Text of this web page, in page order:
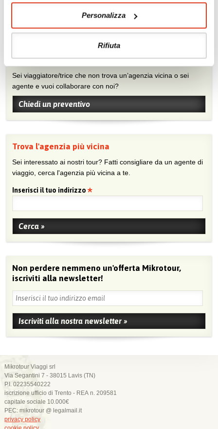
Personalizza
Rifiuta
Visita la nostra pagina Facebook
Chiedi un preventivo
Sei viaggiatore/trice che non trova un’agenzia vicina o sei
agente e vuoi collaborare con noi?
Chiedi un preventivo
Trova l'agenzia più vicina
Sei interessato ai nostri tour? Fatti consigliare da un agente di
viaggio, cerca l'agenzia più vicina a te.
Inserisci il tuo indirizzo
Non perdere nemmeno un'offerta Mikrotour,
iscriviti alla newsletter!
Mikrotour Viaggi srl
Via Segantini 7 - 38015 Lavis (TN)
P.I. 02235540222
iscrizione ufficio di Trento - REA n. 209581
capitale sociale 10.000€
PEC: mikrotour @ legalmail.it
privacy policy